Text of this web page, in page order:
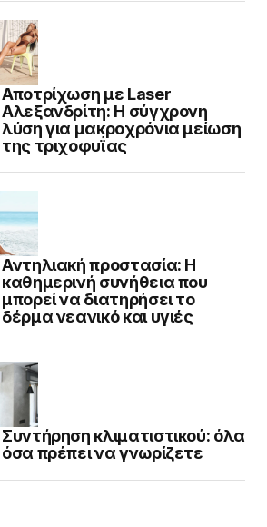
Αποτρίχωση με Laser
Αλεξανδρίτη: Η σύγχρονη
λύση για μακροχρόνια μείωση
της τριχοφυΐας
Αντηλιακή προστασία: Η
καθημερινή συνήθεια που
μπορεί να διατηρήσει το
δέρμα νεανικό και υγιές
Συντήρηση κλιματιστικού: όλα
όσα πρέπει να γνωρίζετε